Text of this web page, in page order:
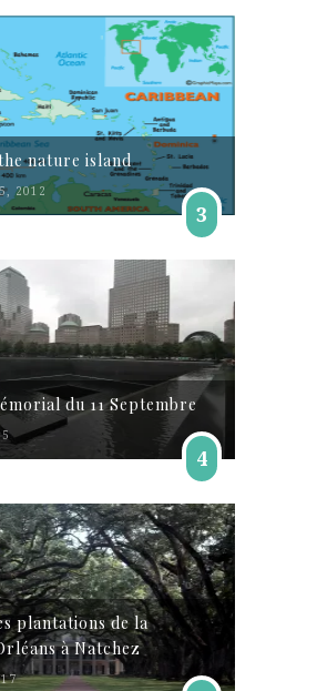
nature island
2012
3
du 11 Septembre
4
plantations de la
à Natchez